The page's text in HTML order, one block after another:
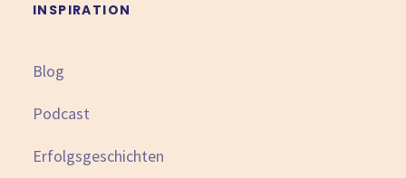
INSPIRATION
Blog
Podcast
Erfolgsgeschichten